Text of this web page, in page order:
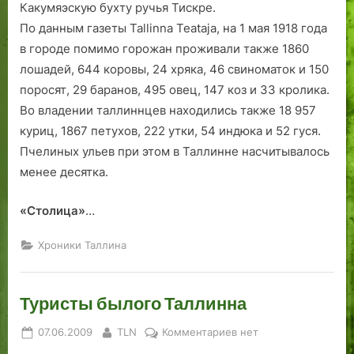
Какумяэскую бухту ручья Тискре.
По данным газеты Tallinna Teataja, на 1 мая 1918 года
в городе помимо горожан проживали также 1860
лошадей, 644 коровы, 24 хряка, 46 свиноматок и 150
поросят, 29 баранов, 495 овец, 147 коз и 33 кролика.
Во владении таллиннцев находились также 18 957
куриц, 1867 петухов, 222 утки, 54 индюка и 52 гуся.
Пчелиных ульев при этом в Таллинне насчитывалось
менее десятка.
«Столица»…
Хроники Таллина
Туристы былого Таллинна
Posted
07.06.2009 By
TLN Комментариевкнет